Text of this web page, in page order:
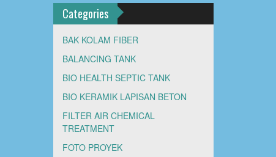
Categories
BAK KOLAM FIBER
BALANCING TANK
BIO HEALTH SEPTIC TANK
BIO KERAMIK LAPISAN BETON
FILTER AIR CHEMICAL
TREATMENT
FOTO PROYEK